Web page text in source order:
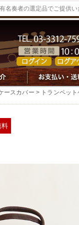
名奏者の選定品でご提供
ースカバー > トランペッ
料